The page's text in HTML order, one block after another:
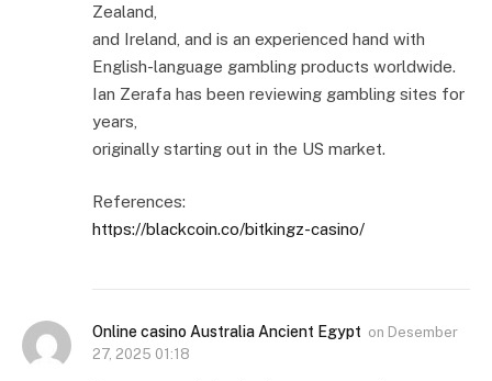
Zealand,
and Ireland, and is an experienced hand with
English-language gambling products worldwide.
Ian Zerafa has been reviewing gambling sites for
years,
originally starting out in the US market.
References:
https://blackcoin.co/bitkingz-casino/
Online casino Australia Ancient Egypt on Desember
27, 2025 01:18